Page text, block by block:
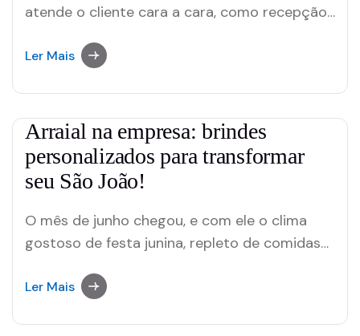
atende o cliente cara a cara, como recepção,
costuma passar a percepção de acabamento
seja a única escolha certa: orçamento, prazo
disponível, complexidade da arte…
Ler Mais
Arraial na empresa: brindes
personalizados para transformar
seu São João!
O mês de junho chegou, e com ele o clima
gostoso de festa junina, repleto de comidas
na sua empresa o arraial é uma tradição, por
Ler Mais